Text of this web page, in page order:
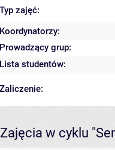
Typ zajęć:
Koordynatorzy:
Prowadzący grup:
Lista studentów:
Zaliczenie:
Zajęcia w cyklu